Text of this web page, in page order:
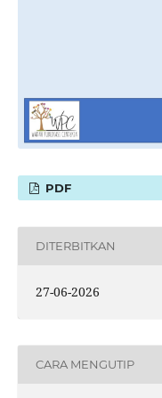
PDF
DITERBITKAN
27-06-2026
CARA MENGUTIP